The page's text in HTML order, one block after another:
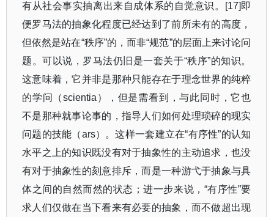
有从社会事实抽离出来自成体系的自觉意识。
[17] 即
便罗马法的抽象化程度已经达到了前所未有的高度，
但依然是站在“秩序”的，而非“规范”的层面上来讨论问
题。可以说，罗马法仍旧是一套关于“秩序”的知识。
这意味着，它并非是那种只能存在于理念世界的纯粹
的学问（scientia ），但是需看到，与此同时，它也
不是那种就事论事的，指导人们如何处理琐碎的现实
问题的技能（ars）。这样一套建立在“有序性”的认知
水平之上的知识既没有对于抽象性的主动追求，也没
有对于抽象性的刻意排斥，而是一种游弋于抽象与具
体之间的自然而然的状态；进一步来说， “有序性”要
求人们仅做在当下看来有必要的抽象，而不做超出现